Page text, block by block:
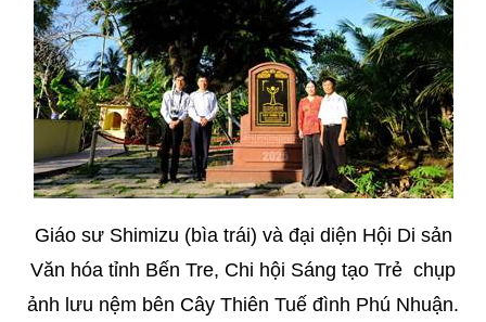
Giáo sư Shimizu (bìa trái) và đại diện Hội Di sản
Văn hóa tỉnh Bến Tre, Chi hội Sáng tạo Trẻ chụp
ảnh lưu nệm bên Cây Thiên Tuế đình Phú Nhuận.